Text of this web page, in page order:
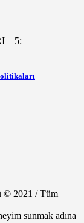
© 2021 / Tüm
sunmak adına